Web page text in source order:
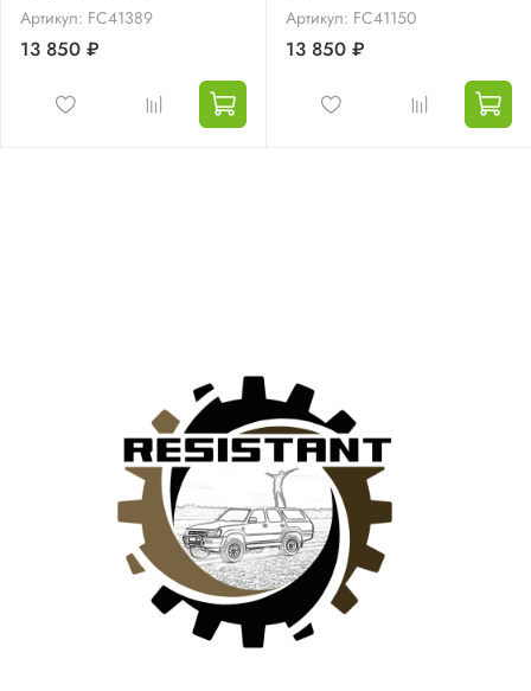
Артикул: FC41389
13 850 ₽
Артикул: FC41150
13 850 ₽